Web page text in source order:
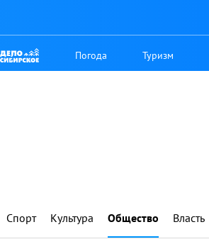
Погода Туризм
Спорт Культура Общество Власть